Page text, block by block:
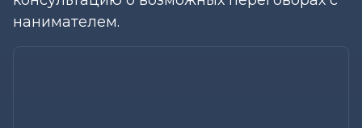
нанимателем.